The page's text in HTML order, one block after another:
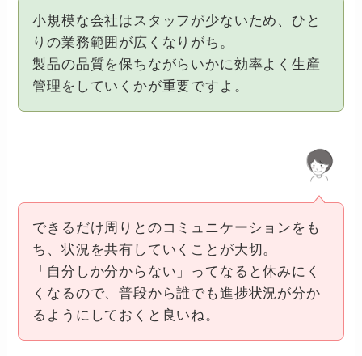
小規模な会社はスタッフが少ないため、ひと
りの業務範囲が広くなりがち。
製品の品質を保ちながらいかに効率よく生産
管理をしていくかが重要ですよ。
できるだけ周りとのコミュニケーションをも
ち、状況を共有していくことが大切。
「自分しか分からない」ってなると休みにく
くなるので、普段から誰でも進捗状況が分か
るようにしておくと良いね。